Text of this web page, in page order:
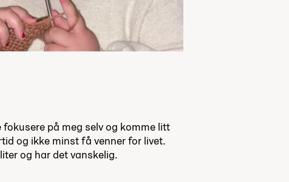
på meg selv og komme litt
og ikke minst få venner for livet.
og har det vanskelig.